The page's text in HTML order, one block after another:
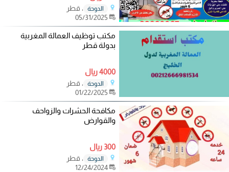
الدوحة
، قطر
مكتب توظيف العمالة المغربية
بدولة قطر
4000 ريال
الدوحة
، قطر
مكافحة الحشرات والزواحف
والقوارض
300 ريال
الدوحة
، قطر
12/24/2024